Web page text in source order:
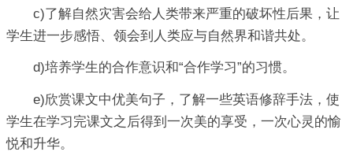
c)了解自然灾害会给人类带来严重的破坏性后果，让
学生进一步感悟、领会到人类应与自然界和谐共处。
d)培养学生的合作意识和“合作学习”的习惯。
e)欣赏课文中优美句子，了解一些英语修辞手法，使
学生在学习完课文之后得到一次美的享受，一次心灵的愉
悦和升华。